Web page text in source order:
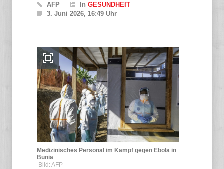
AFP In GESUNDHEIT
3. Juni 2026, 16:49 Uhr
Medizinisches Personal im Kampf gegen Ebola in
Bunia
Bild: AFP